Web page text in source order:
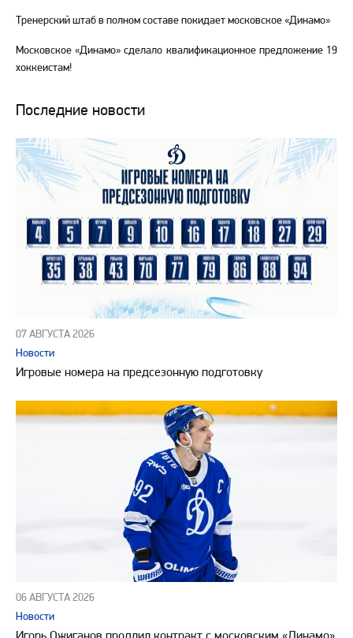
Тренерский штаб в полном составе покидает московское «Динамо»
Московское «Динамо» сделало квалификационное предложение 19
хоккеистам!
Последние новости
07 АВГУСТА 2026
Новости
Игровые номера на предсезонную подготовку
06 АВГУСТА 2026
Новости